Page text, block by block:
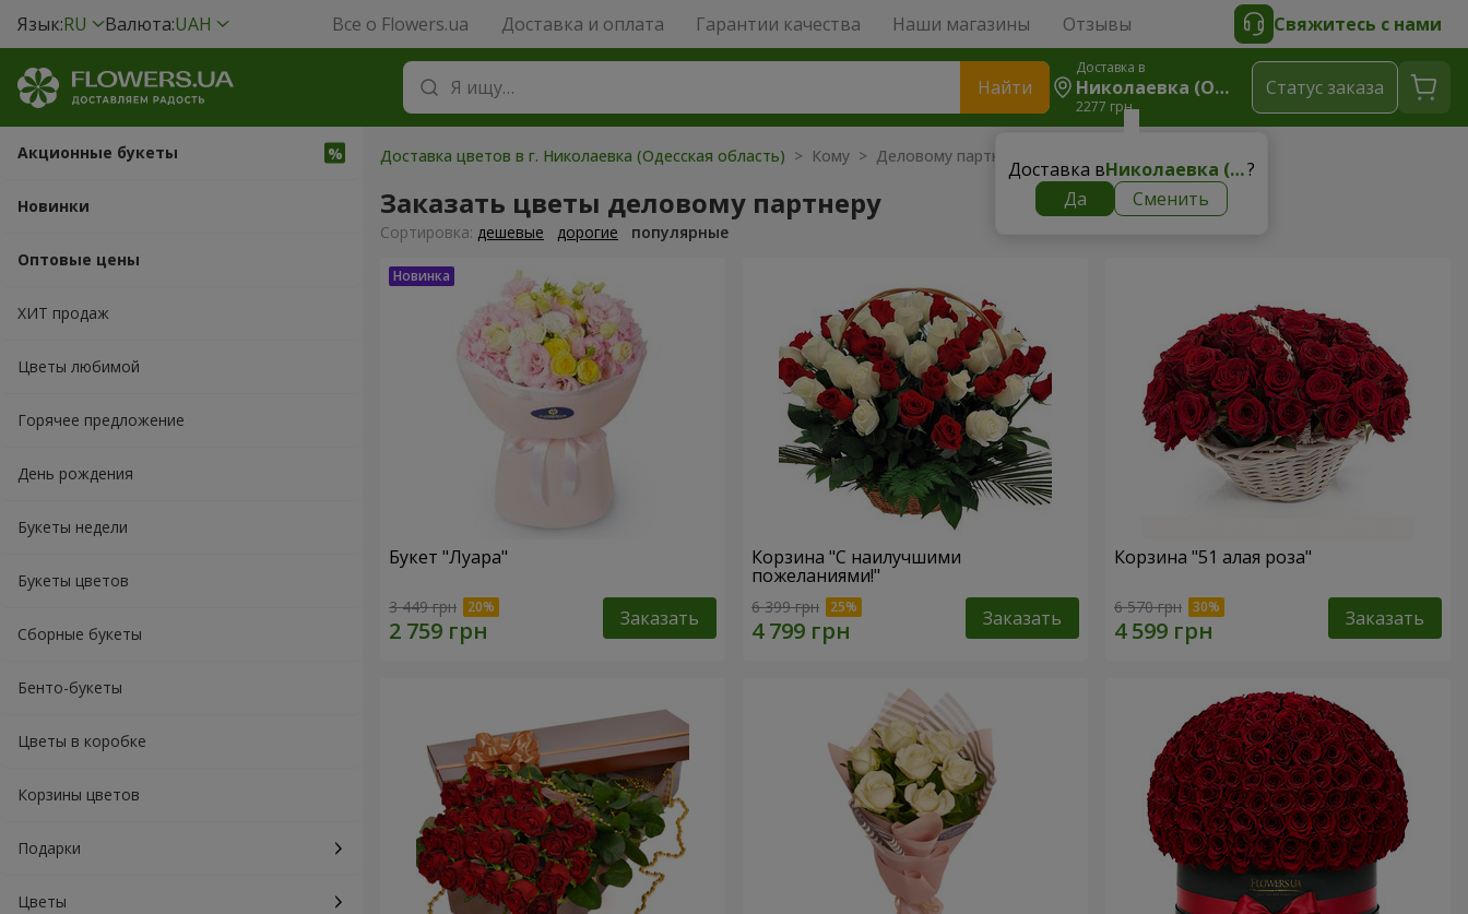
Язык:RU Валюта:UAH Все о Flowers.ua Доставка и оплата Гарантии качества Наши магазины Отзывы Свяжитесь с нами
Найти
Доставка в
Николаевка (Одесская Область)
2277 грн
Доставка в Николаевка (Одесская область)?
Да
Сменить
Cтатус заказа
Акционные букеты
Новинки
Оптовые цены
ХИТ продаж
Цветы любимой
Горячее предложение
День рождения
Букеты недели
Букеты цветов
Сборные букеты
Бенто-букеты
Цветы в коробке
Корзины цветов
Подарки
Цветы
Доставка цветов в г. Николаевка (Одесская область) > Кому > Деловому партнеру
Заказать цветы деловому партнеру
Cортировка: дешевые дорогие популярные
Букет "Луара"
3 449 грн Заказать
Корзина "С наилучшими
пожеланиями!"
6 399 грн Заказать
Корзина "51 алая роза"
6 570 грн Заказать